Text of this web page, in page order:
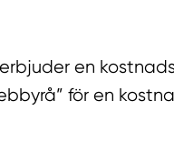
en
för en